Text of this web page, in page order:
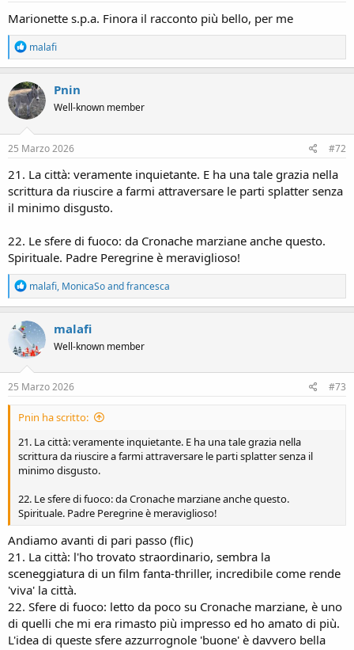
Marionette s.p.a. Finora il racconto più bello, per me
R
e
a
c
t
i
o
n
s
malafi
Pnin
Well-known member
25 Marzo 2026 #72
21. La città: veramente inquietante. E ha una tale grazia nella
scrittura da riuscire a farmi attraversare le parti splatter senza
il minimo disgusto.
22. Le sfere di fuoco: da Cronache marziane anche questo.
Spirituale. Padre Peregrine è meraviglioso!
R
e
a
c
t
i
o
n
s
malafi, MonicaSoandfrancesca
malafi
Well-known member
25 Marzo 2026 #73
Pnin ha scritto:
21. La città: veramente inquietante. E ha una tale grazia nella
scrittura da riuscire a farmi attraversare le parti splatter senza il
minimo disgusto.
22. Le sfere di fuoco: da Cronache marziane anche questo.
Spirituale. Padre Peregrine è meraviglioso!
Andiamo avanti di pari passo (flic)
21. La città: l'ho trovato straordinario, sembra la
sceneggiatura di un film fanta-thriller, incredibile come rende
'viva' la città.
22. Sfere di fuoco: letto da poco su Cronache marziane, è uno
di quelli che mi era rimasto più impresso ed ho amato di più.
L'idea di queste sfere azzurrognole 'buone' è davvero bella